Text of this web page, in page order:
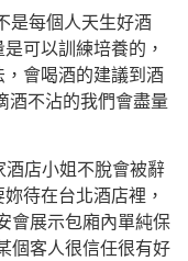
是每個人天生好酒
可以訓練培養的，
會喝酒的建議到酒
酒不沾的我們會盡量
酒店小姐不脫會被辭
待在台北酒店裡，
會展示包廂內單純保
個客人很信任很有好